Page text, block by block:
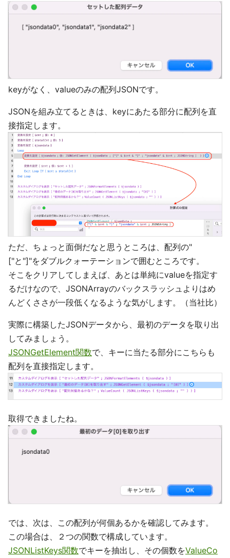
keyがなく、valueのみの配列JSONです。
JSONを組み立てるときは、keyにあたる部分に配列を直
接指定します。
ただ、ちょっと面倒だなと思うところは、配列の"
["と"]"をダブルクォーテーションで囲むところです。
そこをクリアしてしまえば、あとは単純にvalueを指定す
るだけなので、JSONArrayのバックスラッシュよりはめ
んどくささが一段低くなるような気がします。（当社比）
実際に構築したJSONデータから、最初のデータを取り出
してみましょう。
JSONGetElement関数で、キーに当たる部分にこちらも
配列を直接指定します。
取得できましたね。
では、次は、この配列が何個あるかを確認してみます。
この場合は、２つの関数で構成しています。
JSONListKeys関数でキーを抽出し、その個数をValueCo